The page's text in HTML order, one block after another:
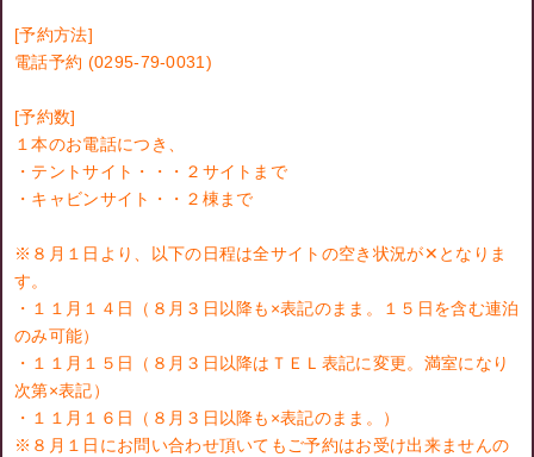
[予約方法]
電話予約 (0295-79-0031)
[予約数]
１本のお電話につき、
・テントサイト・・・２サイトまで
・キャビンサイト・・２棟まで
※８月１日より、以下の日程は全サイトの空き状況が✕となりま
す。
・１１月１４日（８月３日以降も×表記のまま。１５日を含む連泊
のみ可能）
・１１月１５日（８月３日以降はＴＥＬ表記に変更。満室になり
次第×表記）
・１１月１６日（８月３日以降も×表記のまま。）
※８月１日にお問い合わせ頂いてもご予約はお受け出来ませんの